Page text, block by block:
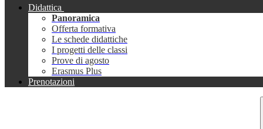
Didattica
Panoramica
Offerta formativa
Le schede didattiche
I progetti delle classi
Prove di agosto
Erasmus Plus
Prenotazioni